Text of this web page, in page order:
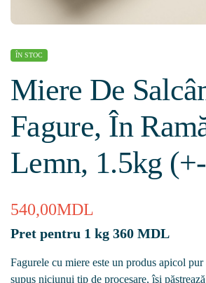
ÎN STOC
Miere De
Fagure, În
Lemn, 1.5kg
540,00MDL
Pret pentru 1 kg 360 MDL
Fagurele cu miere este un produs apicol
supus niciunui tip de procesare, îşi